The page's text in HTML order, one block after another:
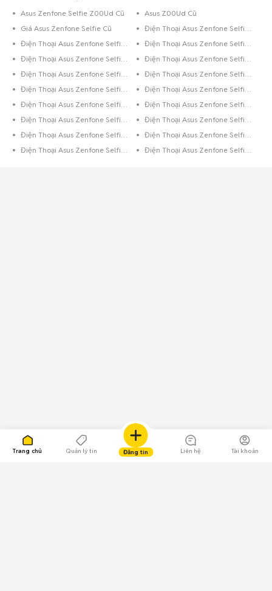
Trang chủ Quản lý tin Đăng tin Liên hệ Tài khoản
Asus Zenfone Selfie Z00Ud Cũ
Asus Z00Ud Cũ
Giá Asus Zenfone Selfie Cũ
Điện Thoại Asus Zenfone Selfie Trắng
Điện Thoại Asus Zenfone Selfie Đen
Điện Thoại Asus Zenfone Selfie 8GB Xanh Dương
Điện Thoại Asus Zenfone Selfie 8GB Đen
Điện Thoại Asus Zenfone Selfie 64GB Xanh Dương
Điện Thoại Asus Zenfone Selfie 64GB Vàng
Điện Thoại Asus Zenfone Selfie 64GB Trắng
Điện Thoại Asus Zenfone Selfie 64GB Hồng
Điện Thoại Asus Zenfone Selfie 64GB Đen
Điện Thoại Asus Zenfone Selfie 32GB Xanh Lá
Điện Thoại Asus Zenfone Selfie 32GB Xanh Dương
Điện Thoại Asus Zenfone Selfie 32GB Xám
Điện Thoại Asus Zenfone Selfie 32GB Vàng
Điện Thoại Asus Zenfone Selfie 32GB Trắng
Điện Thoại Asus Zenfone Selfie 32GB Hồng
Điện Thoại Asus Zenfone Selfie 32GB Đen
Điện Thoại Asus Zenfone Selfie 32GB Bạc